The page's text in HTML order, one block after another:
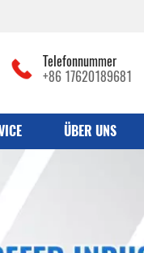
Telefonnummer
+86 17620189681
ÜBER UNS